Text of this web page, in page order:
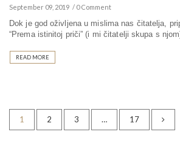
September 09, 2019 0 Comment
Dok je god oživljena u mislima nas čitatelja,
“Prema istinitoj priči” (i mi čitatelji skupa s
READ MORE
1 2 3 … 17